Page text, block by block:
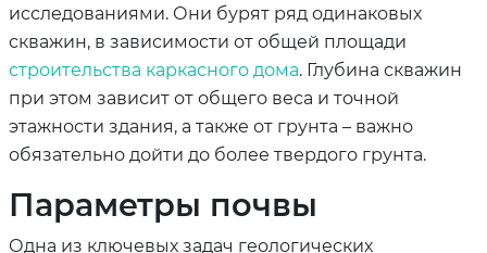
исследованиями. Они бурят ряд одинаковых
скважин, в зависимости от общей площади
строительства каркасного дома. Глубина скважин
при этом зависит от общего веса и точной
этажности здания, а также от грунта – важно
обязательно дойти до более твердого грунта.
Параметры почвы
Одна из ключевых задач геологических